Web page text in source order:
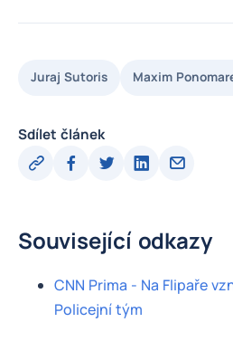
Juraj Sutoris Maxim
Sdílet článek
Související odkazy
CNN Prima - Na Flipaře
Policejní tým